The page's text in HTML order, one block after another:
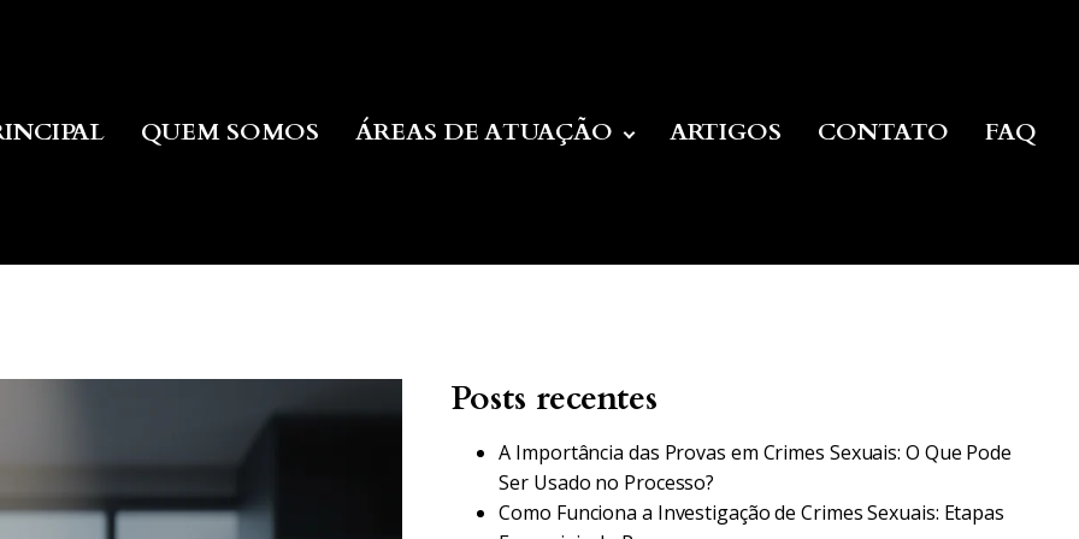
QUEM SOMOS ÁREAS DE ATUAÇÃO ARTIGOS CONTATO FAQ
Posts recentes
A Importância das Provas em Crimes Sexuais: O Que Pode
Ser Usado no Processo?
Como Funciona a Investigação de Crimes Sexuais: Etapas